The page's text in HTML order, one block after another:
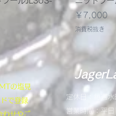
価格
￥7,000
消費税抜き
の塩見
で登録
わせやご
定休日：毎週
営業時間：平